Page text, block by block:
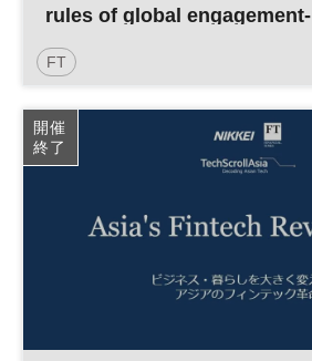
rules of global engagement-
FT
開催
終了